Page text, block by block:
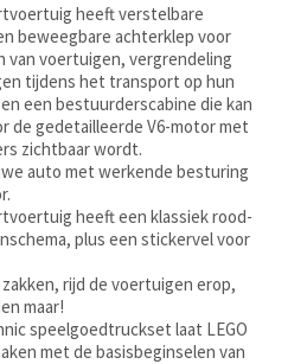
heeft verstelbare
beweegbare achterklep voor
van voertuigen, vergrendeling
tijdens het transport op hun
een bestuurderscabine die kan
de gedetailleerde V6-motor met
zichtbaar wordt.
auto met werkende besturing
heeft een klassiek rood-
plus een stickervel voor
rijd de voertuigen erop,
maar!
speelgoedtruckset laat LEGO
met de basisbeginselen van